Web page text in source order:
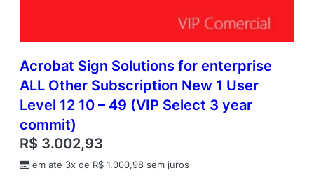
Acrobat Sign Solutions for enterprise
ALL Other Subscription New 1 User
Level 12 10 – 49 (VIP Select 3 year
commit)
R$ 3.002,93
em até 3x de R$ 1.000,98 sem juros